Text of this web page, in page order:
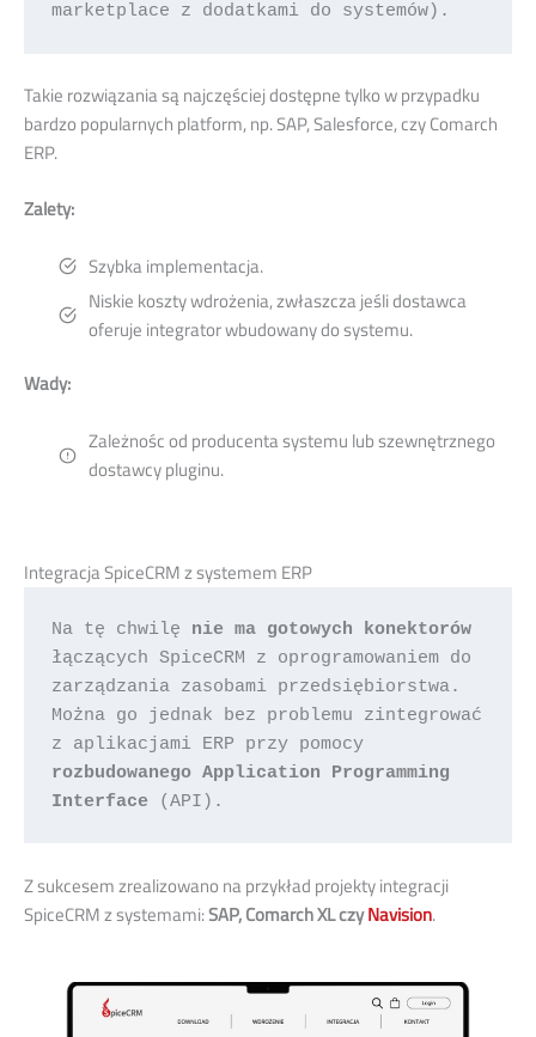
marketplace z dodatkami do systemów).
Takie rozwiązania są najczęściej dostępne tylko w przypadku
bardzo popularnych platform, np. SAP, Salesforce, czy Comarch
ERP.
Zalety:
Szybka implementacja.
Niskie koszty wdrożenia, zwłaszcza jeśli dostawca
oferuje integrator wbudowany do systemu.
Wady:
Zależnośc od producenta systemu lub szewnętrznego
dostawcy pluginu.
Integracja SpiceCRM z systemem ERP
Na tę chwilę nie ma gotowych konektorów
łączących SpiceCRM z oprogramowaniem do
zarządzania zasobami przedsiębiorstwa.
Można go jednak bez problemu zintegrować
rozbudowanego Application Programming
Interface (API).
Z sukcesem zrealizowano na przykład projekty integracji
SpiceCRM z systemami:SAP, Comarch XL czyNavision.